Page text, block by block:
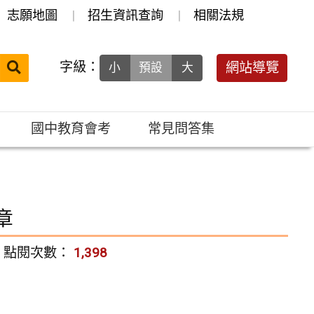
志願地圖 招生資訊查詢 相關法規
送出 字級： 小 預設 大 網站導覽
國中教育會考 常見問答集
點閱次數： 1,398